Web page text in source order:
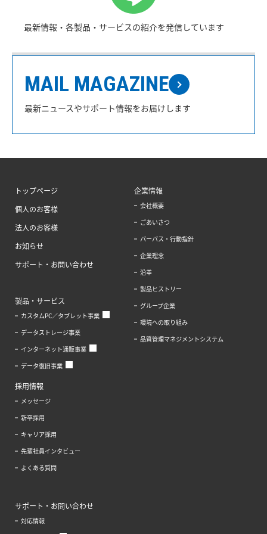
最新情報・各製品・サービスの紹介を発信しています
MAIL MAGAZINE
最新ニュースやサポート情報をお届けします
トップページ
個人のお客様
法人のお客様
お知らせ
サポート・お問い合わせ
製品・サービス
カスタムPC／タブレット事業
データストレージ事業
インターネット通販事業
データ復旧事業
企業情報
会社概要
ごあいさつ
パーパス・行動指針
企業理念
沿革
製品ヒストリー
グループ企業
環境への取り組み
品質管理マネジメントシステム
採用情報
メッセージ
新卒採用
キャリア採用
先輩社員インタビュー
よくある質問
サポート・お問い合わせ
対応情報